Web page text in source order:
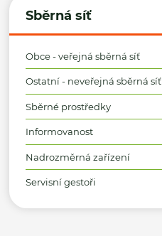
Sběrná síť
Obce - veřejná sběrná síť
Ostatní - neveřejná sběrná síť
Sběrné prostředky
Informovanost
Nadrozměrná zařízení
Servisní gestoři